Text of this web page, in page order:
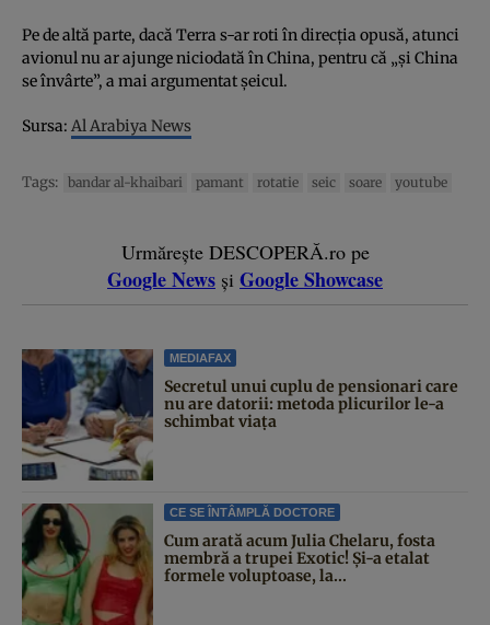
Pe de altă parte, dacă Terra s-ar roti în direcţia opusă, atunci
avionul nu ar ajunge niciodată în China, pentru că „şi China
se învârte”, a mai argumentat şeicul.
Sursa: Al Arabiya News
Tags: bandar al-khaibari pamant rotatie seic soare youtube
Urmărește DESCOPERĂ.ro pe
Google News și Google Showcase
MEDIAFAX
Secretul unui cuplu de pensionari care
nu are datorii: metoda plicurilor le-a
schimbat viața
CE SE ÎNTÂMPLĂ DOCTORE
Cum arată acum Julia Chelaru, fosta
membră a trupei Exotic! Și-a etalat
formele voluptoase, la...